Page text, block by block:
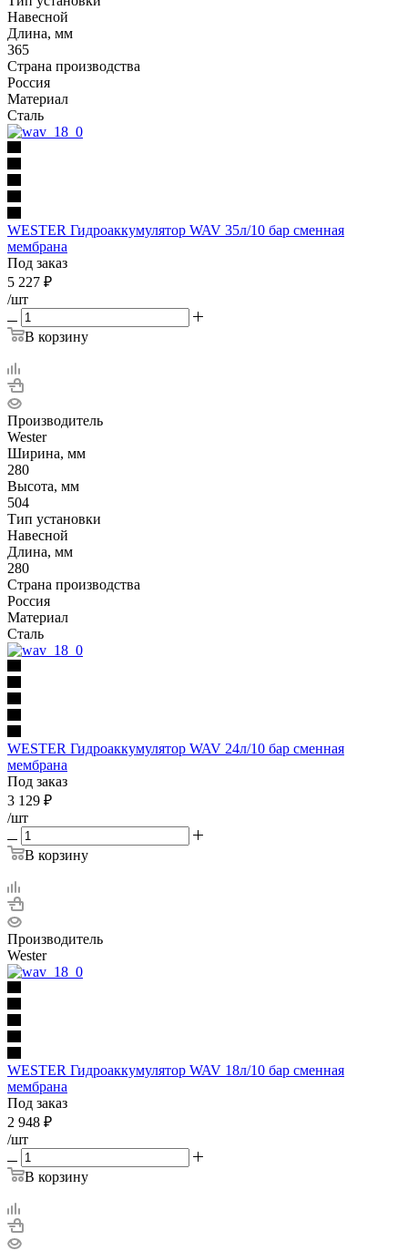
Навесной
Длина, мм
365
Страна производства
Россия
Материал
Сталь
WESTER Гидроаккумулятор WAV 35л/10 бар сменная
мембрана
Под заказ
5 227 ₽
/шт
В корзину
Производитель
Wester
Ширина, мм
280
Высота, мм
504
Тип установки
Навесной
Длина, мм
280
Страна производства
Россия
Материал
Сталь
WESTER Гидроаккумулятор WAV 24л/10 бар сменная
мембрана
Под заказ
3 129 ₽
/шт
В корзину
Производитель
Wester
WESTER Гидроаккумулятор WAV 18л/10 бар сменная
мембрана
Под заказ
2 948 ₽
/шт
В корзину